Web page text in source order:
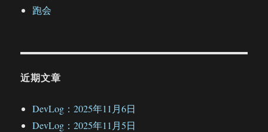
跑会
近期文章
DevLog：2025年11月6日
DevLog：2025年11月5日